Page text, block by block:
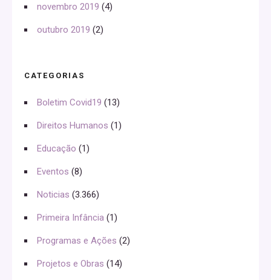
novembro 2019 (4)
outubro 2019 (2)
CATEGORIAS
Boletim Covid19 (13)
Direitos Humanos (1)
Educação (1)
Eventos (8)
Noticias (3.366)
Primeira Infância (1)
Programas e Ações (2)
Projetos e Obras (14)